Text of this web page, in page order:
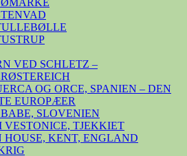
VED SCHLETZ –
OG ORCE, SPANIEN – DEN
EUROPÆER
SLOVENIEN
VESTONICE, TJEKKIET
HOUSE, KENT, ENGLAND